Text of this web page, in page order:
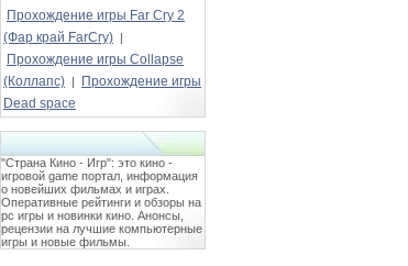
Прохождение игры Far Cry 2
(Фар край FarCry) |
Прохождение игры Collapse
(Коллапс) |
Прохождение игры
Dead space
"Страна Кино - Игр": это кино -
игровой game портал, информация
о новейших фильмах и играх.
Оперативные рейтинги и обзоры на
pc игры и новинки кино. Анонсы,
рецензии на лучшие компьютерные
игры и новые фильмы.